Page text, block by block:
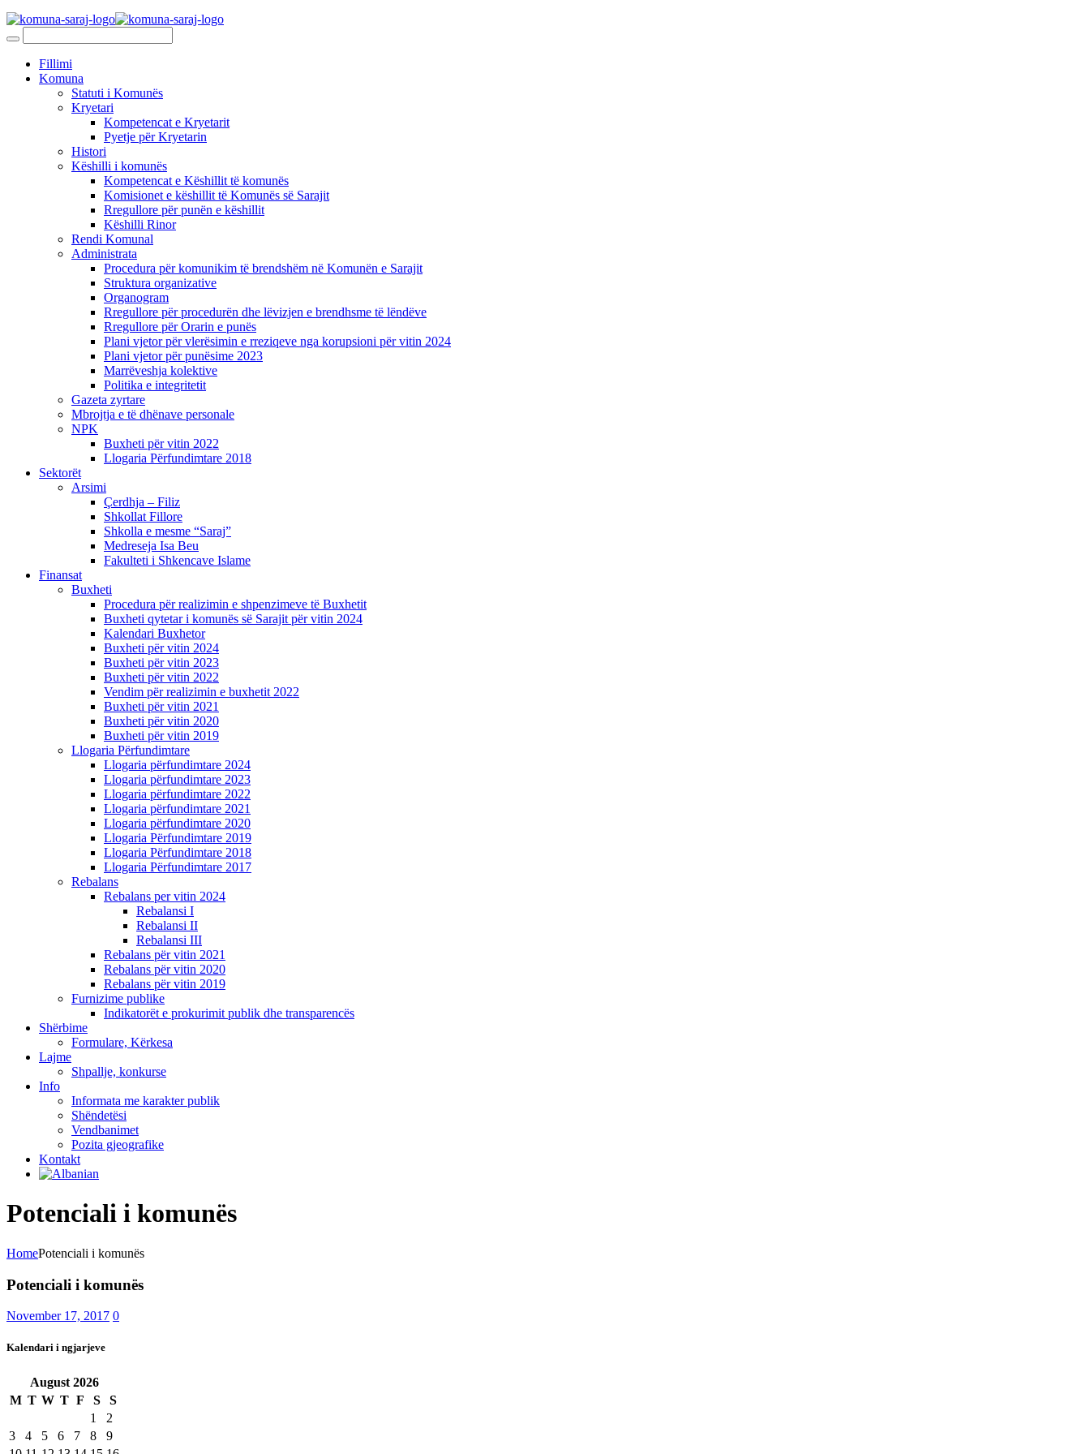
Fillimi
Komuna
Statuti i Komunës
Kryetari
Kompetencat e Kryetarit
Pyetje për Kryetarin
Histori
Këshilli i komunës
Kompetencat e Këshillit të komunës
Komisionet e këshillit të Komunës së Sarajit
Rregullore për punën e këshillit
Këshilli Rinor
Rendi Komunal
Administrata
Procedura për komunikim të brendshëm në Komunën e Sarajit
Struktura organizative
Organogram
Rregullore për procedurën dhe lëvizjen e brendhsme të lëndëve
Rregullore për Orarin e punës
Plani vjetor për vlerësimin e rreziqeve nga korupsioni për vitin 2024
Plani vjetor për punësime 2023
Marrëveshja kolektive
Politika e integritetit
Gazeta zyrtare
Mbrojtja e të dhënave personale
NPK
Buxheti për vitin 2022
Llogaria Përfundimtare 2018
Sektorët
Arsimi
Çerdhja – Filiz
Shkollat Fillore
Shkolla e mesme “Saraj”
Medreseja Isa Beu
Fakulteti i Shkencave Islame
Finansat
Buxheti
Procedura për realizimin e shpenzimeve të Buxhetit
Buxheti qytetar i komunës së Sarajit për vitin 2024
Kalendari Buxhetor
Buxheti për vitin 2024
Buxheti për vitin 2023
Buxheti për vitin 2022
Vendim për realizimin e buxhetit 2022
Buxheti për vitin 2021
Buxheti për vitin 2020
Buxheti për vitin 2019
Llogaria Përfundimtare
Llogaria përfundimtare 2024
Llogaria përfundimtare 2023
Llogaria përfundimtare 2022
Llogaria përfundimtare 2021
Llogaria përfundimtare 2020
Llogaria Përfundimtare 2019
Llogaria Përfundimtare 2018
Llogaria Përfundimtare 2017
Rebalans
Rebalans per vitin 2024
Rebalansi I
Rebalansi II
Rebalansi III
Rebalans për vitin 2021
Rebalans për vitin 2020
Rebalans për vitin 2019
Furnizime publike
Indikatorët e prokurimit publik dhe transparencës
Shërbime
Formulare, Kërkesa
Lajme
Shpallje, konkurse
Info
Informata me karakter publik
Shëndetësi
Vendbanimet
Pozita gjeografike
Kontakt
Potenciali i komunës
HomePotenciali i komunës
Potenciali i komunës
November 17, 2017 0
Kalendari i ngjarjeve
August 2026
M T W T F S
S
1
2
3
4 5 6 7 8
9